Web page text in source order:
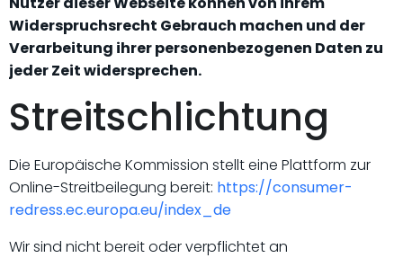
Widerspruchsrecht Gebrauch machen und der
Verarbeitung ihrer personenbezogenen Daten zu
jeder Zeit widersprechen.
Streitschlichtung
Die Europäische Kommission stellt eine Plattform zur
Online-Streitbeilegung bereit: https://consumer-
redress.ec.europa.eu/index_de
Wir sind nicht bereit oder verpflichtet an